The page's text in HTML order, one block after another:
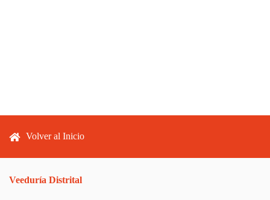
Footer menu
Volver al Inicio
Veeduría Distrital